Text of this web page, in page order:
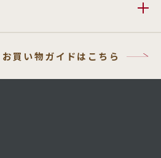
お買い物ガイドはこちら